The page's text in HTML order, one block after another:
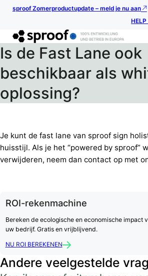
sproof Zomerproductupdate – meld je nu aan
Is de Fast Lane ook
beschikbaar als
oplossing?
Je kunt de fast lane van sproof sign
huisstijl. Als je het “powered by sproof”
verwijderen, neem dan contact op met
ROI-rekenmachine
Bereken de ecologische en economische impact
uw bedrijf. Gratis en vrijblijvend.
NU ROI BEREKENEN
Andere veelgestelde